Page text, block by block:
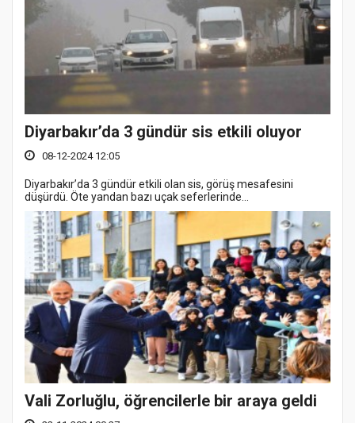
Diyarbakır’da 3 gündür sis etkili oluyor
08-12-2024 12:05
Diyarbakır’da 3 gündür etkili olan sis, görüş mesafesini
düşürdü. Öte yandan bazı uçak seferlerinde...
Vali Zorluğlu, öğrencilerle bir araya geldi